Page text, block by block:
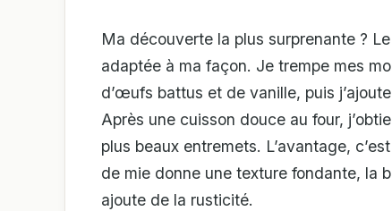
Ma découverte la plus surprenante ?
adaptée à ma façon. Je trempe mes
d’œufs battus et de vanille, puis
Après une cuisson douce au four,
plus beaux entremets. L’avantage,
de mie donne une texture fondante, la
ajoute de la rusticité.